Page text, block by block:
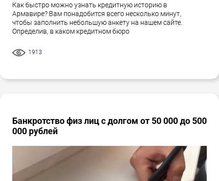
Как быстро можно узнать кредитную историю в
Армавире? Вам понадобится всего несколько минут,
чтобы заполнить небольшую анкету на нашем сайте.
Определив, в каком кредитном бюро
1913
Банкротство физ лиц с долгом от 50 000 до 500
000 рублей